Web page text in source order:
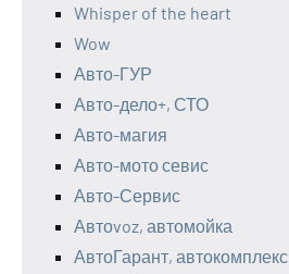
Whisper of the heart
Wow
Авто-ГУР
Авто-дело+, СТО
Авто-магия
Авто-мото севис
Авто-Сервис
Автоvoz, автомойка
АвтоГарант, автокомплекс